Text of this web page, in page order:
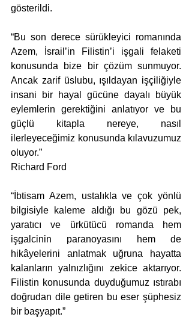
gösterildi.
“Bu son derece sürükleyici romanında
Azem, İsrail’in Filistin’i işgali felaketi
konusunda bize bir çözüm sunmuyor.
Ancak zarif üslubu, ışıldayan işçiliğiyle
insani bir hayal gücüne dayalı büyük
eylemlerin gerektiğini anlatıyor ve bu
güçlü kitapla nereye, nasıl
ilerleyeceğimiz konusunda kılavuzumuz
oluyor.”
Richard Ford
“İbtisam Azem, ustalıkla ve çok yönlü
bilgisiyle kaleme aldığı bu gözü pek,
yaratıcı ve ürkütücü romanda hem
işgalcinin paranoyasını hem de
hikâyelerini anlatmak uğruna hayatta
kalanların yalnızlığını zekice aktarıyor.
Filistin konusunda duyduğumuz ıstırabı
doğrudan dile getiren bu eser şüphesiz
bir başyapıt.”